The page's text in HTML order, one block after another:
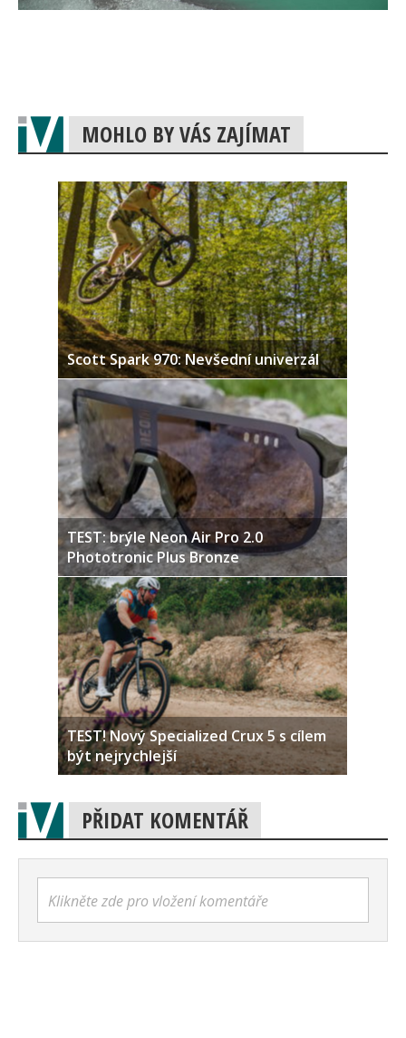
MOHLO BY VÁS ZAJÍMAT
Scott Spark 970: Nevšední univerzál
TEST: brýle Neon Air Pro 2.0
Phototronic Plus Bronze
TEST! Nový Specialized Crux 5 s cílem
být nejrychlejší
PŘIDAT KOMENTÁŘ
Klikněte zde pro vložení komentáře